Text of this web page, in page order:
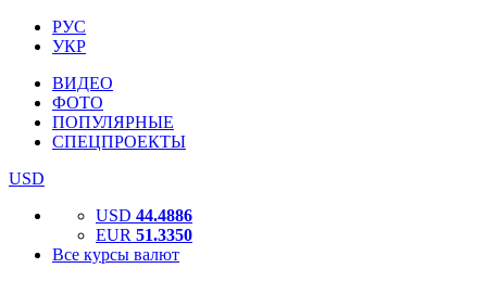
РУС
УКР
ВИДЕО
ФОТО
ПОПУЛЯРНЫЕ
СПЕЦПРОЕКТЫ
USD
USD 44.4886
EUR 51.3350
Все курсы валют